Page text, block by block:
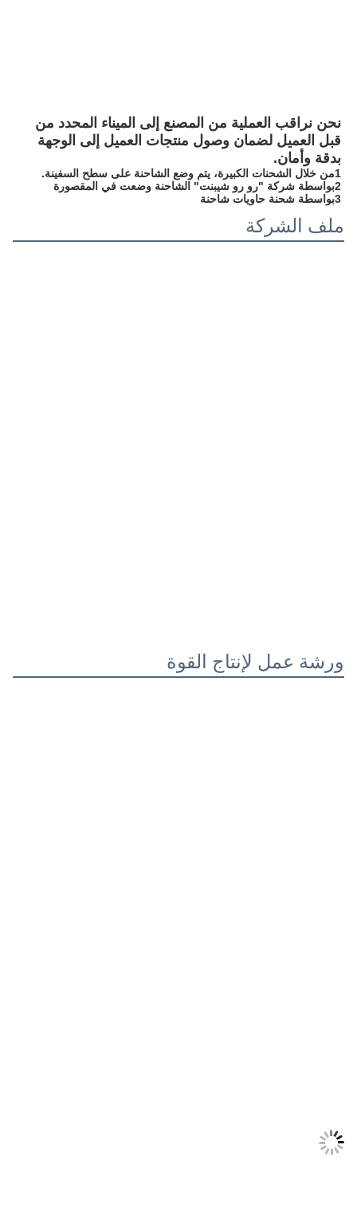
بدقة وأمان.
1من خلال الشحنات الكبيرة، يتم وضع الشاحنة على سطح السفينة.
2بواسطة شركة "رو رو شيبنت" الشاحنة وضعت في المقصورة
3بواسطة شحنة حاويات شاحنة
ملف الشركة
ورشة عمل لإنتاج القوة